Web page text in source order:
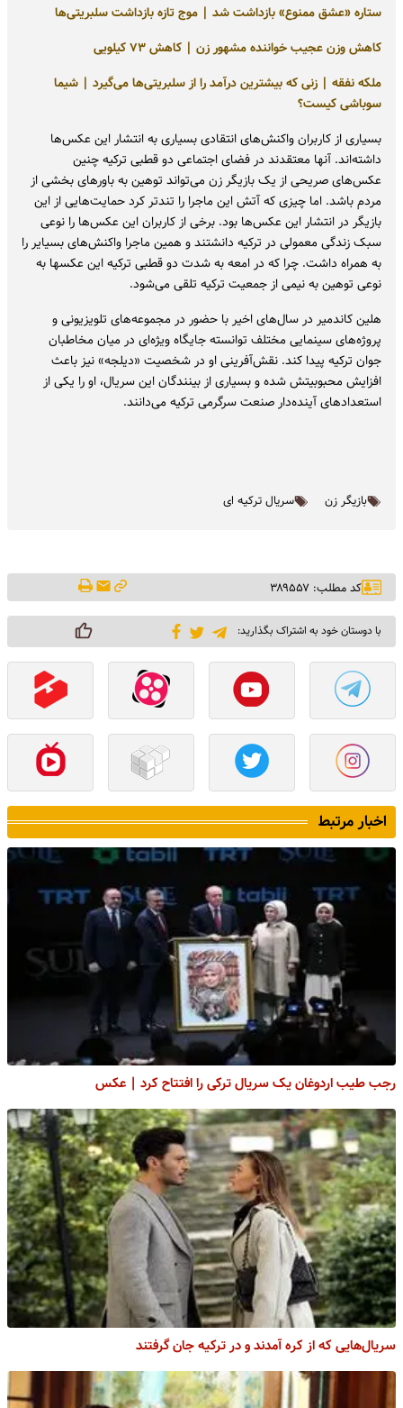
ستاره «عشق ممنوع» بازداشت شد | موج تازه بازداشت سلبریتی‌ها
کاهش وزن عجیب خواننده مشهور زن | کاهش۷۳کیلویی
ملکه نفقه | زنی که بیشترین درآمد را از سلبریتی‌ها می‌گیرد | شیما
سوباشی کیست؟
بسیاری از کاربران واکنش‌های انتقادی بسیاری به انتشار این عکس‌ها
داشته‌اند. آنها معتقدند در فضای اجتماعی دو قطبی ترکیه چنین
عکس‌های صریحی از یک بازیگر زن می‌تواند توهین به باورهای بخشی از
مردم باشد. اما چیزی که آتش این ماجرا را تندتر کرد حمایت‌هایی از این
بازیگر در انتشار این عکس‌ها بود. برخی از کاربران این عکس‌ها را نوعی
سبک زندگی معمولی در ترکیه دانشتند و همین ماجرا واکنش‌های بسیایر را
به همراه داشت. چرا که در امعه به شدت دو قطبی ترکیه این عکسها به
نوعی توهین به نیمی از جمعیت ترکیه تلقی می‌شود.
هلین کاندمیر در سال‌های اخیر با حضور در مجموعه‌های تلویزیونی و
پروژه‌های سینمایی مختلف توانسته جایگاه ویژه‌ای در میان مخاطبان
جوان ترکیه پیدا کند. نقش‌آفرینی او در شخصیت «دیلجه» نیز باعث
افزایش محبوبیتش شده و بسیاری از بینندگان این سریال، او را یکی از
استعدادهای آینده‌دار صنعت سرگرمی ترکیه می‌دانند.
بازیگر زن سریال ترکیه ای
کد مطلب: ۳۸۹۵۵۷
با دوستان خود به اشتراک بگذارید:
اخبار مرتبط
رجب طیب اردوغان یک سریال ترکی را افتتاح کرد | عکس
سریال‌هایی که از کره آمدند و در ترکیه جان گرفتند